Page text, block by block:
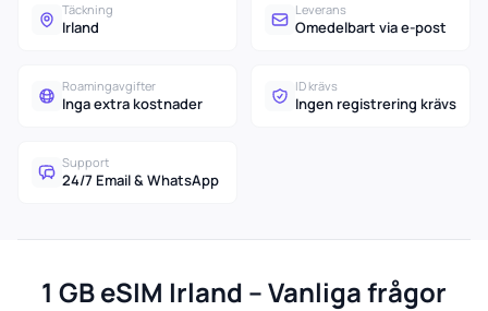
Täckning
Irland
Leverans
Omedelbart via e-post
Roamingavgifter
Inga extra kostnader
ID krävs
Ingen registrering krävs
Support
24/7 Email & WhatsApp
1 GB eSIM Irland – Vanliga frågor